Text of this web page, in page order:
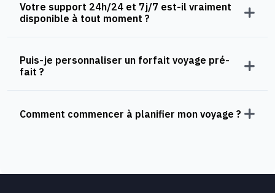
Votre support 24h/24 et 7j/7 est-il vraiment
disponible à tout moment ?
Puis-je personnaliser un forfait voyage pré-
fait ?
Comment commencer à planifier mon voyage ?